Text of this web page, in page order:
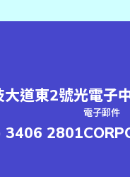
道東2號光電子
3406 2801
電子郵件